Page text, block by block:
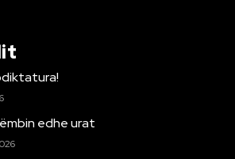
edhe urat